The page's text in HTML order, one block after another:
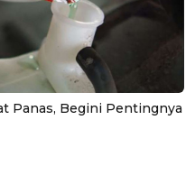
Panas, Begini Pentingnya